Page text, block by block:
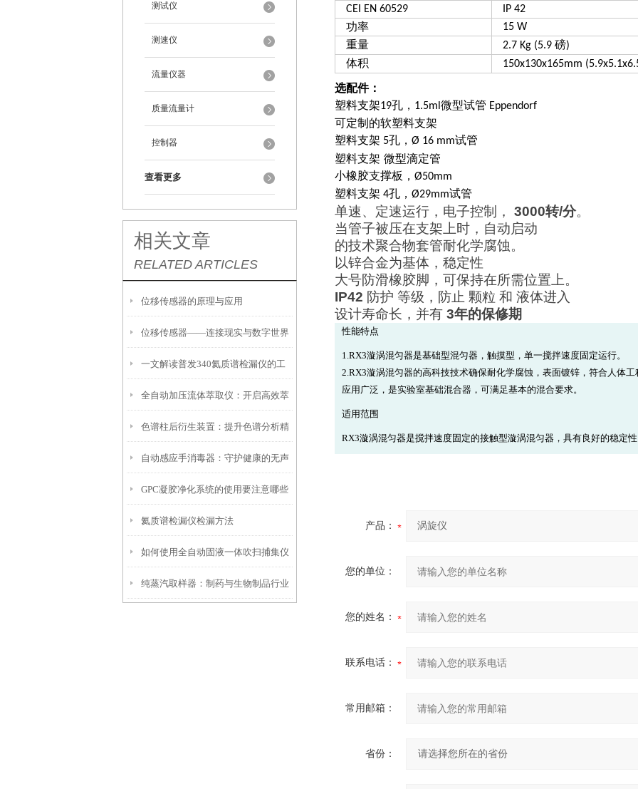
测试仪
测速仪
流量仪器
质量流量计
控制器
查看更多
相关文章
RELATED ARTICLES
位移传感器的原理与应用
位移传感器——连接现实与数字世界
的桥梁
一文解读普发340氦质谱检漏仪的工
作原理
全自动加压流体萃取仪：开启高效萃
取新时代
色谱柱后衍生装置：提升色谱分析精
度的利器
自动感应手消毒器：守护健康的无声
卫士
GPC凝胶净化系统的使用要注意哪些
操作？
氦质谱检漏仪检漏方法
如何使用全自动固液一体吹扫捕集仪
提升实验室效率
纯蒸汽取样器：制药与生物制品行业
CEI EN 60529 IP 42
功率 15 W
重量 2.7 Kg (5.9 磅)
体积 150x130x165mm
选配件：
塑料支架19孔， 1.5ml 微型试管 Eppendorf
可定制的软塑料支架
塑料支架 5孔， Ø 16 mm试管
塑料支架 微型滴定管
小橡胶支撑板， Ø50mm
塑料支架 4孔， Ø29mm试管
单速、定速运行，电子控制， 3000转/分。
当管子被压在支架上时，自动启动
的技术聚合物套管耐化学腐蚀。
以锌合金为基体，稳定性
大号防滑橡胶脚，可保持在所需位置上。
IP42 防护 等级，防止 颗粒 和 液体进入
设计寿命长，并有 3年的保修期
性能特点
1.RX3漩涡混匀器是基础型混匀器，触摸型，单一搅拌速度固定运行。
2.RX3漩涡混匀器的高科技技术确保耐化学腐蚀，表面镀锌，符合人体
应用广泛，是实验室基础混合器，可满足基本的混合要求。
适用范围
RX3漩涡混匀器是搅拌速度固定的接触型漩涡混匀器，具有良好的稳定
产品：
您的单位：
您的姓名：
联系电话：
常用邮箱：
省份：